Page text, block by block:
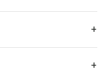
+
+